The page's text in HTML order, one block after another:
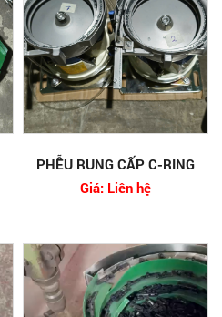
PHỄU RUNG CẤP C-RING
Giá: Liên hệ